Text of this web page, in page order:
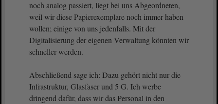
noch analog passiert, liegt bei uns Abgeordneten,
weil wir diese Papierexemplare noch immer haben
wollen; einige von uns jedenfalls. Mit der
Digitalisierung der eigenen Verwaltung könnten wir
schneller werden.
Abschließend sage ich: Dazu gehört nicht nur die
Infrastruktur, Glasfaser und 5 G. Ich werbe
dringend dafür, dass wir das Personal in den